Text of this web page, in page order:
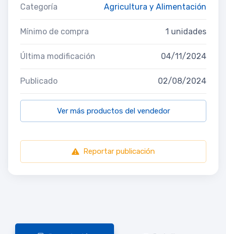
Categoría Agricultura y Alimentación
Mínimo de compra 1 unidades
Última modificación 04/11/2024
Publicado 02/08/2024
Ver más productos del vendedor
Reportar publicación